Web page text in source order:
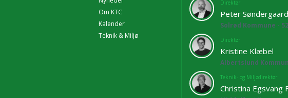
Om KTC
Kalender
Teknik & Miljø
Direktør
Peter Søndergaard
Solrød Kommune -
Direktør
Kristine Klæbel
Albertslund
Teknik- og Miljødirektør
Christina Egsvang